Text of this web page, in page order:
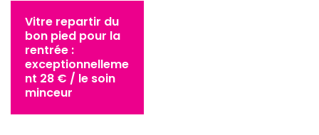
Vitre repartir du
bon pied pour la
rentrée :
exceptionnelleme
nt 28 € / le soin
minceur